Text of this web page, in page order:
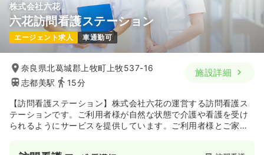
株式会社六花
六花訪問看護ステーション
エージェント求人 車通勤可
奈良県北葛城郡上牧町上牧537-16
志都美駅
15分
施設詳細
【訪問看護ステーション】株式会社六花の運営する訪問看護ス
テーションです。ご利用者様が自然な状態で介護や看護を受け
られるようにサービスを提供しています。ご利用者様とご家族